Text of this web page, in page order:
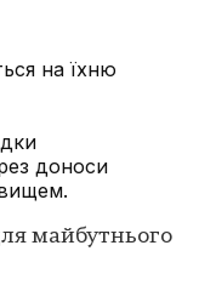
на їхню
доноси
майбутнього